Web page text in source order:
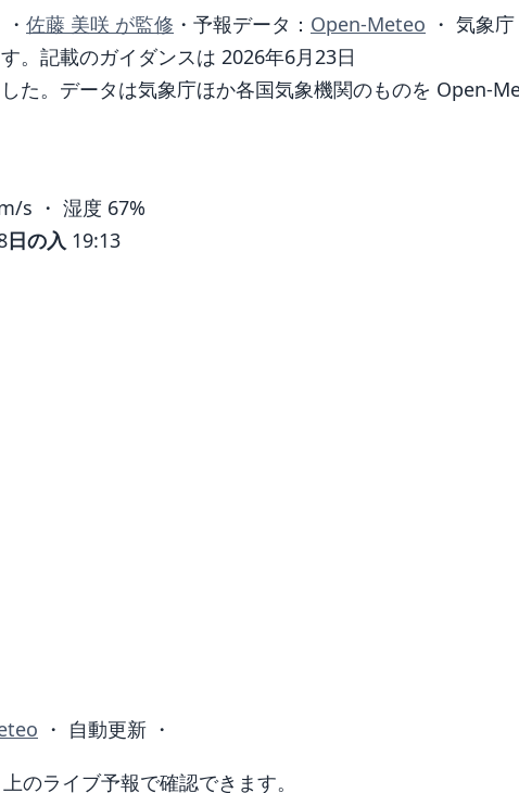
・ 佐藤 美咲 が監修 ・ 予報データ： Open-Meteo ・ 気象庁
。記載のガイダンスは 2026年6月23日
た。データは気象庁ほか各国気象機関のものを Open-
s ・ 湿度 67%
日の入 19:13
・ 自動更新 ・
のライブ予報で確認できます。